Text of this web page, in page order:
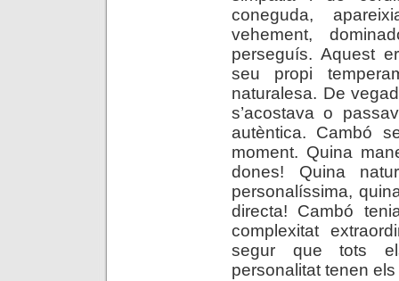
coneguda,
vehement,
perseguís. Aquest
seu propi
naturalesa. De
s’acostava o
autèntica. Cambó
moment. Quina
dones! Quina
personalíssima,
directa! Cambó
complexitat
segur que tots
personalitat tenen